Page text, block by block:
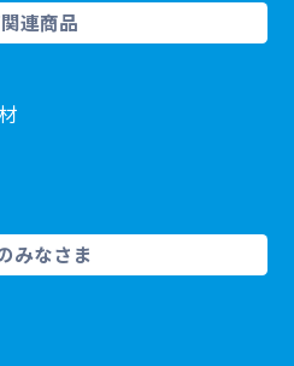
連商品
みなさま